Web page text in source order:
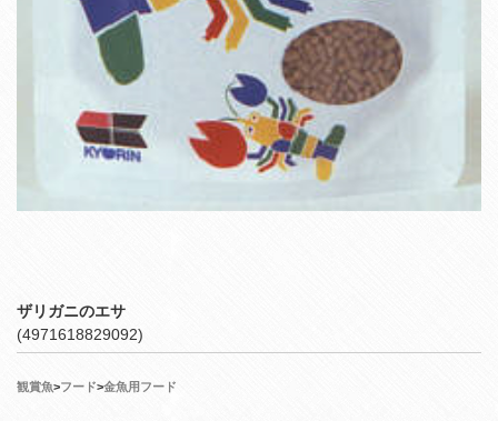
ザリガニのエサ
(4971618829092)
観賞魚>フード>金魚用フード